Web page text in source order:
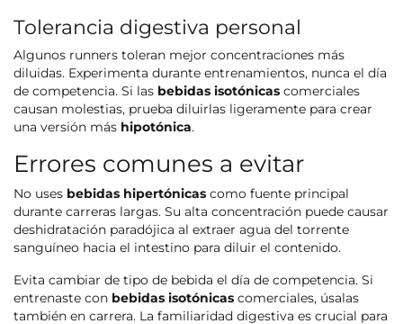
Tolerancia digestiva personal
Algunos runners toleran mejor concentraciones más
diluidas. Experimenta durante entrenamientos, nunca el día
de competencia. Si las bebidas isotónicas comerciales
causan molestias, prueba diluirlas ligeramente para crear
una versión más hipotónica.
Errores comunes a evitar
No uses bebidas hipertónicas como fuente principal
durante carreras largas. Su alta concentración puede causar
deshidratación paradójica al extraer agua del torrente
sanguíneo hacia el intestino para diluir el contenido.
Evita cambiar de tipo de bebida el día de competencia. Si
entrenaste con bebidas isotónicas comerciales, úsalas
también en carrera. La familiaridad digestiva es crucial para